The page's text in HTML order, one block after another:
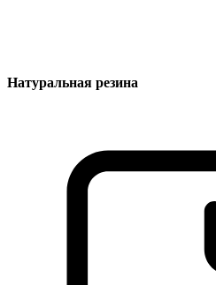
Натуральная резина